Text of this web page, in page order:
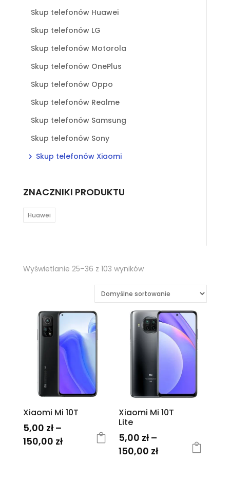
Skup telefonów Huawei
Skup telefonów LG
Skup telefonów Motorola
Skup telefonów OnePlus
Skup telefonów Oppo
Skup telefonów Realme
Skup telefonów Samsung
Skup telefonów Sony
Skup telefonów Xiaomi
ZNACZNIKI PRODUKTU
Huawei
Wyświetlanie 25–36 z 103 wyników
Xiaomi Mi 10T
5,00 zł –
150,00 złZakres
Xiaomi Mi 10T
Lite
5,00 zł –
150,00 złZakres